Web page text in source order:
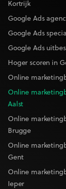
Kortrijk
Google Ads
Google Ads
Google Ads
Hoger scoren in
Online
Online
Aalst
Online
Brugge
Online
Gent
Online
Ieper